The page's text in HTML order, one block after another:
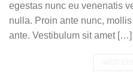
egestas nunc eu venenatis
nulla. Proin ante nunc,
ante. Vestibulum sit amet […]